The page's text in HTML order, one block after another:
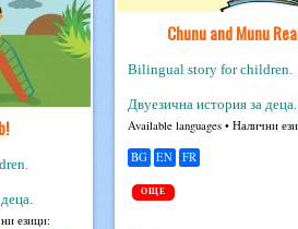
Chunu and Munu
Bilingual story for children.
Двуезична история за деца.
Avail­able lan­guages • Налични
BG EN FR
ОЩЕ
езици: